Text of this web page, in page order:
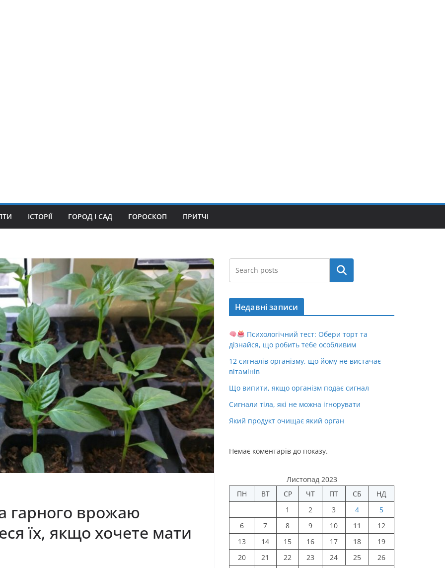
ІСТОРІЇ ГОРОД І САД ГОРОСКОП ПРИТЧІ
гарного врожаю
їх, якщо хочете мати
Пошук
Недавні записи
Психологічний тест: Обери торт та
дізнайся, що робить тебе особливим
12 сигналів організму, що йому не вистачає
вітамінів
Що випити, якщо організм подає сигнал
Сигнали тіла, які не можна ігнорувати
Який продукт очищає який орган
Немає коментарів до показу.
Листопад 2023
ПН
ВТ СР ЧТ ПТ СБ
НД
1
2 3 4
5
6
7 8 9 10 11
12
13
14 15 16 17 18
19
20
21 22 23 24 25
26